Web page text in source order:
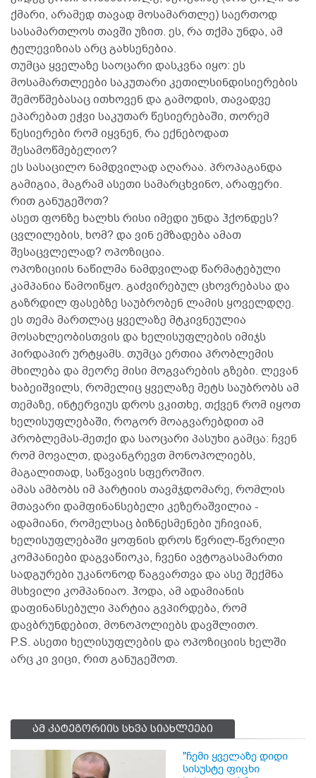
ქმარი, არამედ თავად მოსამართლე) საერთოდ
სასამართლოს თავში უზით. ეს, რა თქმა უნდა, ამ
ტელევიზიას არც გახსენებია.
თუმცა ყველაზე საოცარი დასკვნა იყო: ეს
მოსამართლეები საკუთარი კეთილსინდისიერების
შემოწმებასაც ითხოვენ და გამოდის, თავადვე
ეპარებათ ეჭვი საკუთარ წესიერებაში, თორემ
წესიერები რომ იყვნენ, რა ექნებოდათ
შესამოწმებელიო?
ეს სასაცილო ნამდვილად აღარაა. პროპაგანდა
გამიგია, მაგრამ ასეთი სამარცხვინო, არაფერი.
რით განუგეშოთ?
ასეთ ფონზე ხალხს რისი იმედი უნდა ჰქონდეს?
ცვლილების, ხომ? და ვინ ემზადება ამათ
შესაცვლელად? ოპოზიცია.
ოპოზიციის ნაწილმა ნამდვილად წარმატებული
კამპანია წამოიწყო. გაძვირებულ ცხოვრებასა და
გაზრდილ ფასებზე საუბრობენ ლამის ყოველდღე.
ეს თემა მართლაც ყველაზე მტკივნეულია
მოსახლეობისთვის და ხელისუფლების იმიჯს
პირდაპირ ურტყამს. თუმცა ერთია პრობლემის
მხილება და მეორე მისი მოგვარების გზები. ლევან
ხაბეიშვილს, რომელიც ყველაზე მეტს საუბრობს ამ
თემაზე, ინტერვიუს დროს ვკითხე, თქვენ რომ იყოთ
ხელისუფლებაში, როგორ მოაგვარებდით ამ
პრობლემას-მეთქი და საოცარი პასუხი გამცა: ჩვენ
რომ მოვალთ, დავანგრევთ მონოპოლიებს,
მაგალითად, საწვავის სფეროშიო.
ამას ამბობს იმ პარტიის თავმჯდომარე, რომლის
მთავარი დამფინანსებელი კეზერაშვილია -
ადამიანი, რომელსაც ბიზნესმენები უჩივიან,
ხელისუფლებაში ყოფნის დროს წვრილ-წვრილი
კომპანიები დაგვაწიოკა, ჩვენი ავტოგასამართი
სადგურები უკანონოდ წაგვართვა და ასე შექმნა
მსხვილი კომპანიაო. ჰოდა, ამ ადამიანის
დაფინანსებული პარტია გვპირდება, რომ
დავბრუნდებით, მონოპოლიებს დავშლითო.
P.S. ასეთი ხელისუფლების და ოპოზიციის ხელში
არც კი ვიცი, რით განუგეშოთ.
ამ კატეგორიის სხვა სიახლეები
"ჩემი ყველაზე დიდი
სისუსტე ფიცხი